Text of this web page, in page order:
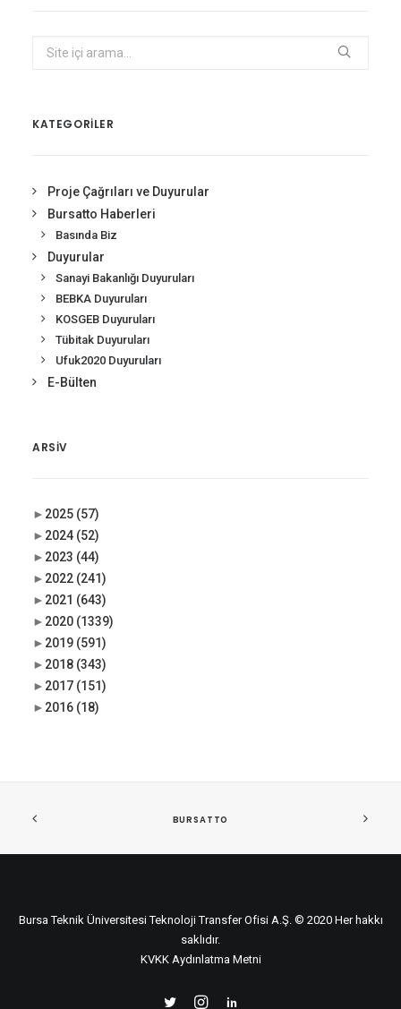
KATEGORİLER
Proje Çağrıları ve Duyurular
Bursatto Haberleri
Basında Biz
Duyurular
Sanayi Bakanlığı Duyuruları
BEBKA Duyuruları
KOSGEB Duyuruları
Tübitak Duyuruları
Ufuk2020 Duyuruları
E-Bülten
ARSIV
► 2025 (57)
► 2024 (52)
► 2023 (44)
► 2022 (241)
► 2021 (643)
► 2020 (1339)
► 2019 (591)
► 2018 (343)
► 2017 (151)
► 2016 (18)
BURSATTO
Bursa Teknik Üniversitesi Teknoloji Transfer Ofisi A.Ş. © 2020 Her hakkı
saklıdır.
KVKK Aydınlatma Metni